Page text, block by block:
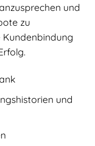
und
zu
und